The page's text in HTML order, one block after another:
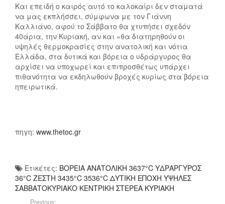
Και επειδή ο καιρός αυτό το καλοκαίρι δεν σταματά
να μας εκπλήσσει, σύμφωνα με τον Γιάννη
Καλλιάνο, αφού το Σάββατο θα χτυπήσει σχεδόν
40άρια, την Κυριακή, αν και «θα διατηρηθούν οι
υψηλές θερμοκρασίες στην ανατολική και νότια
Ελλάδα, στα δυτικά και βόρεια ο υδράργυρος θα
αρχίσει να υποχωρεί και επιπροσθέτως υπάρχει
πιθανότητα να εκδηλωθούν βροχές κυρίως στα βόρεια
ηπειρωτικά.
πηγη: www.thetoc.gr
Ετικέτες: ΒΟΡΕΙΑ ΑΝΑΤΟΛΙΚΗ 3637°C ΥΔΡΑΡΓΥΡΟΣ
36°C ΖΕΣΤΗ 3435°C 3536°C ΔΥΤΙΚΗ ΕΠΟΧΗ ΥΨΗΛΕΣ
ΣΑΒΒΑΤΟΚΥΡΙΑΚΟ ΚΕΝΤΡΙΚΗ ΣΤΕΡΕΑ ΚΥΡΙΑΚΗ
Previous: